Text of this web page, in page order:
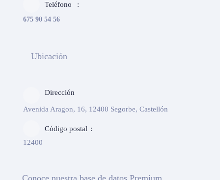
Teléfono
675 90 54 56
Ubicación
Dirección
Avenida Aragon, 16, 12400 Segorbe, Castellón
Código postal
12400
Conoce nuestra base de datos Premium